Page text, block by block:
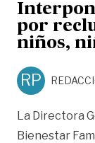
por
niños,
RP
La Directora
Bienestar